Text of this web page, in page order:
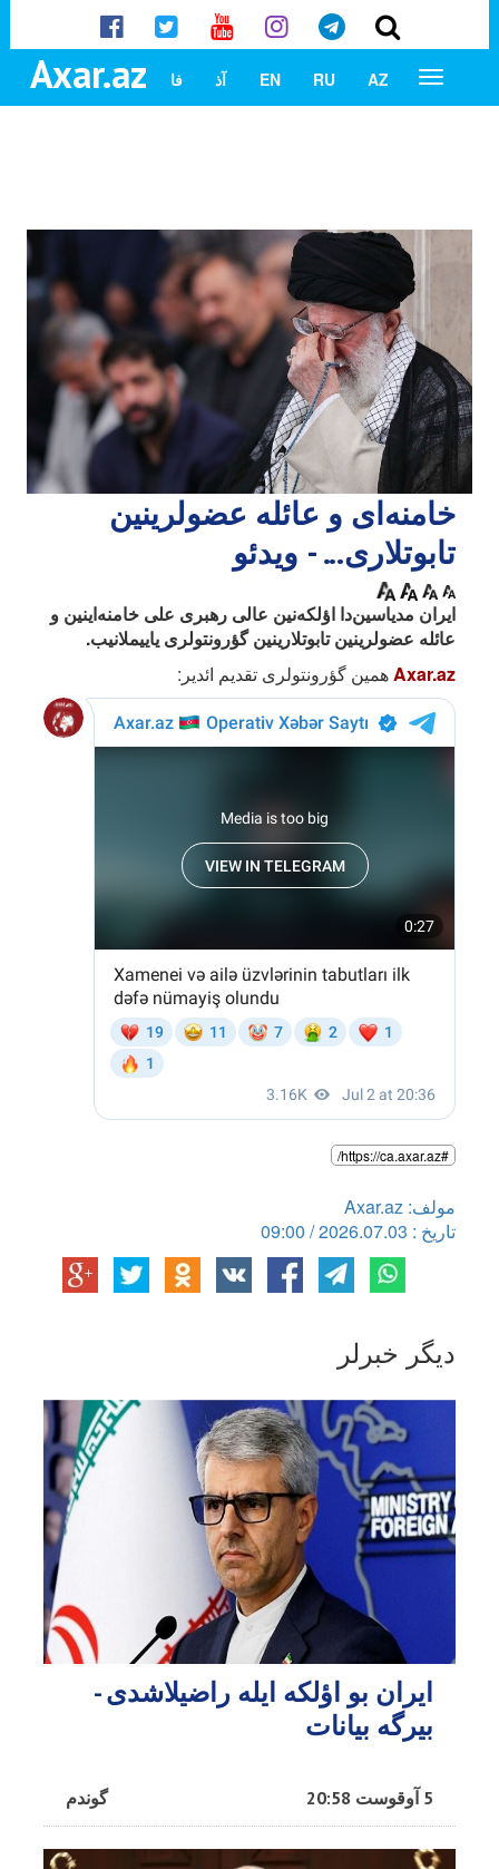
Axar.az AZ
RU
EN آذ فا
خامنه‌ای و عائله عضولرینین
تابوتلاری... - ویدئو
ایران مدیاسین‌دا اؤلکه‌نین عالی رهبری علی خامنه‌اینین و
عائله عضولرینین تابوتلارینین گؤرونتولری یاییملانیب.
Axar.azهمین گؤرونتولری تقدیم ائدیر:
#https://ca.axar.az/
مولف: Axar.az
تاریخ : 2026.07.03 / 09:00
دیگر خبرلر
ایران بو اؤلکه ایله راضیلاشدی -
بیرگه بیانات
گوندم 5 آوقوست 20:58